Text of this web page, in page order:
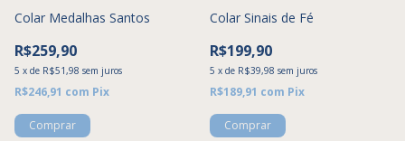
Colar Medalhas Santos
R$259,90
5 x de R$51,98 sem juros
R$246,91 com Pix
Colar Sinais de Fé
R$199,90
5 x de R$39,98 sem juros
R$189,91 com Pix